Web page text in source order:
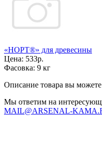
«НОРТ®» для древесины
Цена: 533р.
Фасовка: 9 кг
Описание товара вы
Мы ответим на
MAIL@ARSENAL-